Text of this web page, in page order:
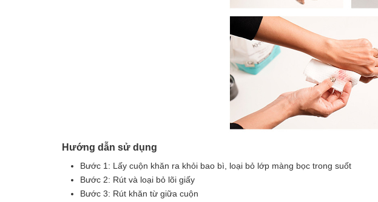
Hướng dẫn sử dụng
Bước 1: Lấy cuộn khăn ra khỏi bao bì, loại bỏ lớp màng bọc trong suốt
Bước 2: Rút và loại bỏ lõi giấy
Bước 3: Rút khăn từ giữa cuộn